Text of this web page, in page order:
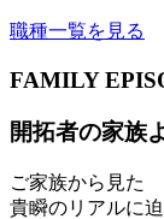
職種一覧を見る
FAMILY
開拓者の家族
ご家族から見た
貴瞬のリアルに